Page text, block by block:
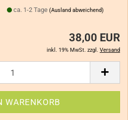
ca. 1-2 Tage(Ausland abweichend)
38,00 EUR
inkl. 19% MwSt. zzgl. Versand